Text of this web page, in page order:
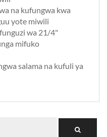
na kufungwa kwa
yote miwili
wa 21/4"
mifuko
salama na kufuli ya